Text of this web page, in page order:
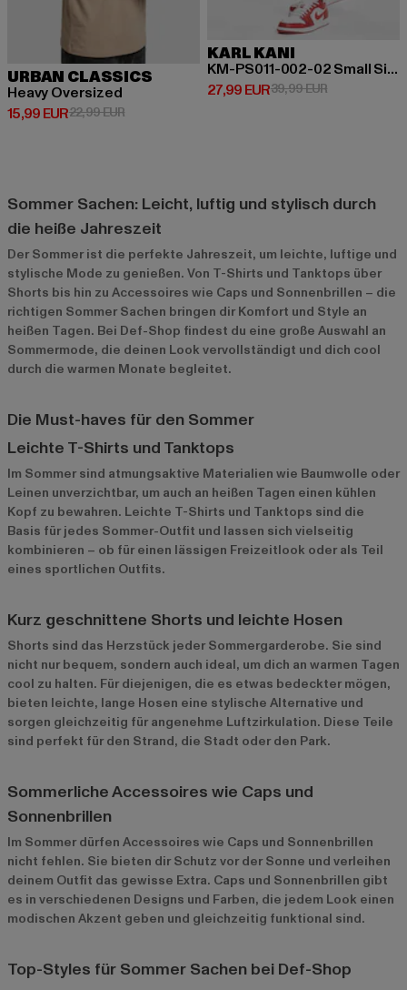
URBAN CLASSICS
Heavy Oversized
15,99 EUR
Derzeitiger Preis: 15,99 EUR
22,99 EURAktionspreis: 22,99 EUR
KARL KANI
KM-PS011-002-02 Small Signature Pinstripe Mesh Shorts
27,99 EUR
Derzeitiger Preis: 27,99 EUR
39,99 EURAktionspreis:
Sommer Sachen: Leicht, luftig und stylisch durch
die heiße Jahreszeit
Der Sommer ist die perfekte Jahreszeit, um leichte, luftige und
stylische Mode zu genießen. Von T-Shirts und Tanktops über
Shorts bis hin zu Accessoires wie Caps und Sonnenbrillen – die
richtigen Sommer Sachen bringen dir Komfort und Style an
heißen Tagen. Bei Def-Shop findest du eine große Auswahl an
Sommermode, die deinen Look vervollständigt und dich cool
durch die warmen Monate begleitet.
Die Must-haves für den Sommer
Leichte T-Shirts und Tanktops
Im Sommer sind atmungsaktive Materialien wie Baumwolle oder
Leinen unverzichtbar, um auch an heißen Tagen einen kühlen
Kopf zu bewahren. Leichte T-Shirts und Tanktops sind die
Basis für jedes Sommer-Outfit und lassen sich vielseitig
kombinieren – ob für einen lässigen Freizeitlook oder als Teil
eines sportlichen Outfits.
Kurz geschnittene Shorts und leichte Hosen
Shorts sind das Herzstück jeder Sommergarderobe. Sie sind
nicht nur bequem, sondern auch ideal, um dich an warmen Tagen
cool zu halten. Für diejenigen, die es etwas bedeckter mögen,
bieten leichte, lange Hosen eine stylische Alternative und
sorgen gleichzeitig für angenehme Luftzirkulation. Diese Teile
sind perfekt für den Strand, die Stadt oder den Park.
Sommerliche Accessoires wie Caps und
Sonnenbrillen
Im Sommer dürfen Accessoires wie Caps und Sonnenbrillen
nicht fehlen. Sie bieten dir Schutz vor der Sonne und verleihen
deinem Outfit das gewisse Extra. Caps und Sonnenbrillen gibt
es in verschiedenen Designs und Farben, die jedem Look einen
modischen Akzent geben und gleichzeitig funktional sind.
Top-Styles für Sommer Sachen bei Def-Shop